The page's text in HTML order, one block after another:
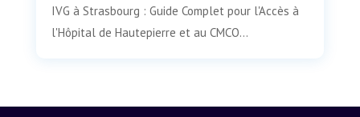
IVG à Strasbourg : Guide Complet pour l'Accès à
l'Hôpital de Hautepierre et au CMCO...